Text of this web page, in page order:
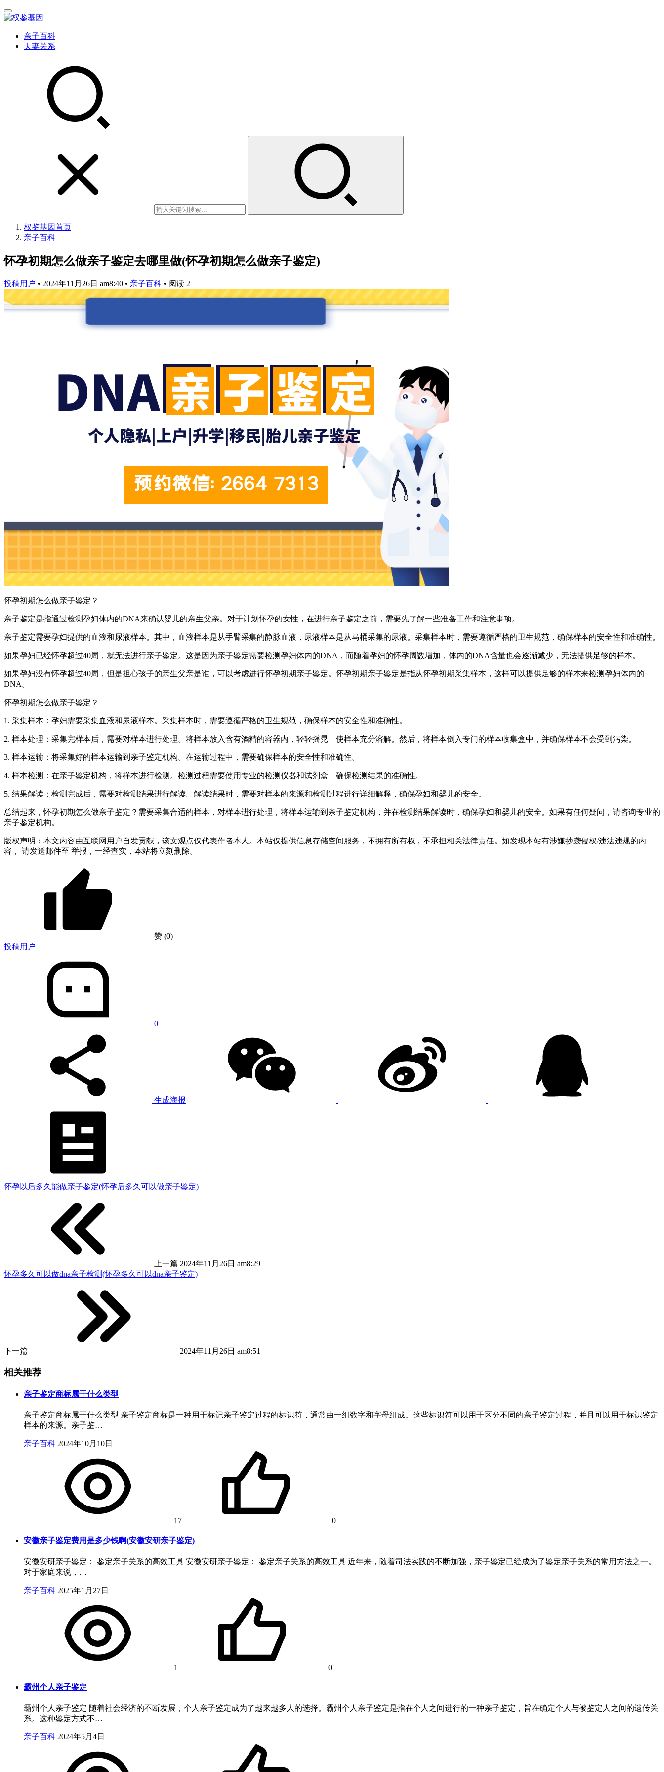
亲子百科
夫妻关系
权鉴基因首页
亲子百科
怀孕初期怎么做亲子鉴定去哪里做(怀孕初期怎么做亲子鉴定)
投稿用户 • 2024年11月26日 am8:40 • 亲子百科 • 阅读 2
怀孕初期怎么做亲子鉴定？
亲子鉴定是指通过检测孕妇体内的DNA来确认婴儿的亲生父亲。对于计划怀孕的女性，在进行亲子鉴定之前，需要先了解一些准备工作和注意事项。
亲子鉴定需要孕妇提供的血液和尿液样本。其中，血液样本是从手臂采集的静脉血液，尿液样本是从马桶采集的尿液。采集样本时，需要遵循严格的卫生规范，确保样本的安全性和准确性。
如果孕妇已经怀孕超过40周，就无法进行亲子鉴定。这是因为亲子鉴定需要检测孕妇体内的DNA，而随着孕妇的怀孕周数增加，体内的DNA含量也会逐渐减少，无法提供足够的样本。
如果孕妇没有怀孕超过40周，但是担心孩子的亲生父亲是谁，可以考虑进行怀孕初期亲子鉴定。怀孕初期亲子鉴定是指从怀孕初期采集样本，这样可以提供足够的样本来检测孕妇体内的
DNA。
怀孕初期怎么做亲子鉴定？
1. 采集样本：孕妇需要采集血液和尿液样本。采集样本时，需要遵循严格的卫生规范，确保样本的安全性和准确性。
2. 样本处理：采集完样本后，需要对样本进行处理。将样本放入含有酒精的容器内，轻轻摇晃，使样本充分溶解。然后，将样本倒入专门的样本收集盒中，并确保样本不会受到污染。
3. 样本运输：将采集好的样本运输到亲子鉴定机构。在运输过程中，需要确保样本的安全性和准确性。
4. 样本检测：在亲子鉴定机构，将样本进行检测。检测过程需要使用专业的检测仪器和试剂盒，确保检测结果的准确性。
5. 结果解读：检测完成后，需要对检测结果进行解读。解读结果时，需要对样本的来源和检测过程进行详细解释，确保孕妇和婴儿的安全。
总结起来，怀孕初期怎么做亲子鉴定？需要采集合适的样本，对样本进行处理，将样本运输到亲子鉴定机构，并在检测结果解读时，确保孕妇和婴儿的安全。如果有任何疑问，请咨询专业的
亲子鉴定机构。
版权声明：本文内容由互联网用户自发贡献，该文观点仅代表作者本人。本站仅提供信息存储空间服务，不拥有所有权，不承担相关法律责任。如发现本站有涉嫌抄袭侵权/违法违规的内
容， 请发送邮件至 举报，一经查实，本站将立刻删除。
赞 (0)
投稿用户
0
生成海报
怀孕以后多久能做亲子鉴定(怀孕后多久可以做亲子鉴定)
上一篇 2024年11月26日 am8:29
怀孕多久可以做dna亲子检测(怀孕多久可以dna亲子鉴定)
下一篇 2024年11月26日 am8:51
相关推荐
亲子鉴定商标属于什么类型
亲子鉴定商标属于什么类型 亲子鉴定商标是一种用于标记亲子鉴定过程的标识符，通常由一组数字和字母组成。这些标识符可以用于区分不同的亲子鉴定过程，并且可以用于标识鉴定
样本的来源。亲子鉴…
亲子百科 2024年10月10日
17 0
安徽亲子鉴定费用是多少钱啊(安徽安研亲子鉴定)
安徽安研亲子鉴定： 鉴定亲子关系的高效工具 安徽安研亲子鉴定： 鉴定亲子关系的高效工具 近年来，随着司法实践的不断加强，亲子鉴定已经成为了鉴定亲子关系的常用方法之一。
对于家庭来说，…
亲子百科 2025年1月27日
1 0
霸州个人亲子鉴定
霸州个人亲子鉴定 随着社会经济的不断发展，个人亲子鉴定成为了越来越多人的选择。霸州个人亲子鉴定是指在个人之间进行的一种亲子鉴定，旨在确定个人与被鉴定人之间的遗传关
系。这种鉴定方式不…
亲子百科 2024年5月4日